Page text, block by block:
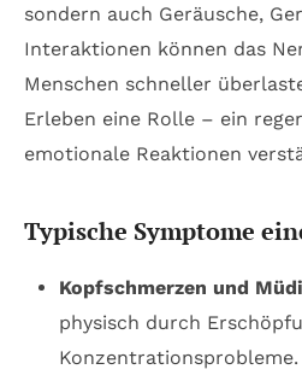
sondern auch Geräusche,
Interaktionen können das
Menschen schneller
Erleben eine Rolle – ein
emotionale Reaktionen
Typische Symptome
Kopfschmerzen und
physisch durch
Konzentrationsprobleme.